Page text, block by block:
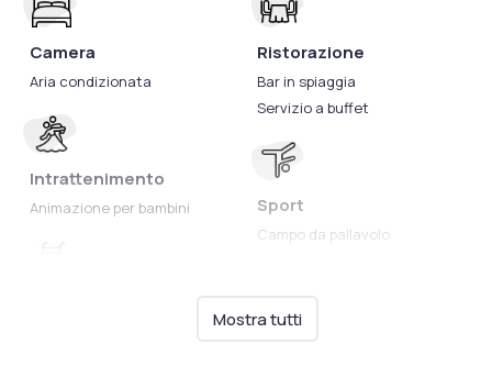
Camera
Aria condizionata
Intrattenimento
Animazione per bambini
Ristorazione
Bar in spiaggia
Servizio a buffet
Sport
Campo da pallavolo
Mostra tutti